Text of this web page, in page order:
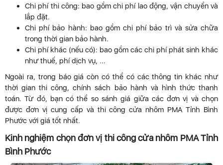
Chi phí thi công: bao gồm chi phí lao động, vận chuyển và
lắp đặt.
Chi phí bảo hành: bao gồm chi phí bảo trì và sửa chữa
trong thời gian bảo hành.
Chi phí khác (nếu có): bao gồm các chi phí phát sinh khác
như thuế, phí dịch vụ, ...
Ngoài ra, trong báo giá còn có thể có các thông tin khác như
thời gian thi công, chính sách bảo hành và hình thức thanh
toán. Từ đó, bạn có thể so sánh giá giữa các đơn vị và chọn
được đơn vị cung cấp và thi công cửa nhôm PMA Tỉnh Bình
Phước với giá tốt nhất.
Kinh nghiệm chọn đơn vị thi công cửa nhôm PMA Tỉnh
Bình Phước